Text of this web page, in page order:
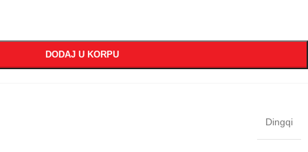
DODAJ U KORPU
Dingqi